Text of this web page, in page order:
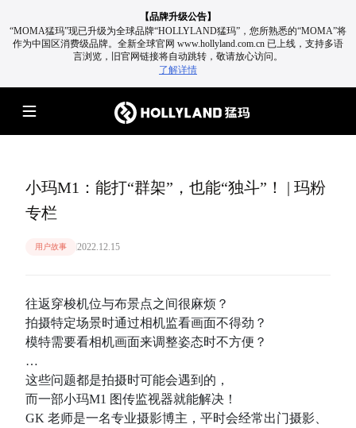
【品牌升级公告】
“MOMA猛玛”现已升级为全球品牌“HOLLYLAND猛玛”，您所熟悉的“MOMA”将
作为中国区消费级品牌。 全新全球官网 www.hollyland.com.cn 已上线，支持多语
言浏览，旧官网链接将自动跳转，敬请放心访问。
了解详情
小玛M1：能打“群架”，也能“独斗”！ | 玛粉
专栏
用户故事 2022.12.15
往返穿梭机位与布景点之间很麻烦？
拍摄特定场景时通过相机监看画面不得劲？
模特需要看相机画面来调整姿态时不方便？
…
这些问题都是拍摄时可能会遇到的，
而一部小玛M1 图传监视器就能解决！
GK 老师是一名专业摄影博主，平时会经常出门摄影、